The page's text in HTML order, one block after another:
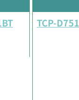
TCP-D751